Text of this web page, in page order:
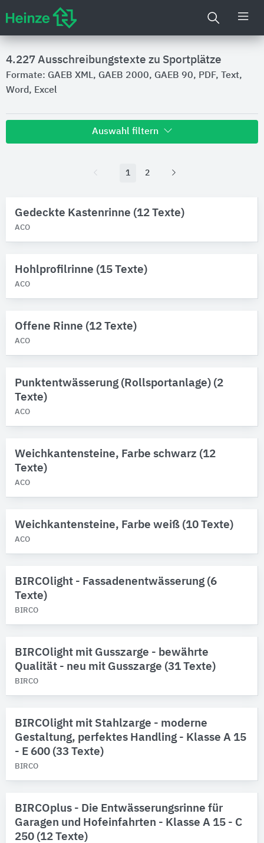
4.227 Ausschreibungstexte zu Sportplätze
Formate: GAEB XML, GAEB 2000, GAEB 90, PDF, Text,
Word, Excel
Auswahl filtern
ACO
BIRCO
B.E.G. Brück Electronic 2
Produktkategorie
Entwässerungsrinnen-Formteile
Alle Produktkategorien anzeigen
1 2
Gedeckte Kastenrinne (12 Texte)
ACO
Hohlprofilrinne (15 Texte)
ACO
Offene Rinne (12 Texte)
ACO
Punktentwässerung (Rollsportanlage) (2
Texte)
ACO
Weichkantensteine, Farbe schwarz (12
Texte)
ACO
Weichkantensteine, Farbe weiß (10 Texte)
ACO
BIRCOlight - Fassadenentwässerung (6
Texte)
BIRCO
BIRCOlight mit Gusszarge - bewährte
Qualität - neu mit Gusszarge (31 Texte)
BIRCO
BIRCOlight mit Stahlzarge - moderne
Gestaltung, perfektes Handling - Klasse A 15
- E 600 (33 Texte)
BIRCO
BIRCOplus - Die Entwässerungsrinne für
Garagen und Hofeinfahrten - Klasse A 15 - C
250 (12 Texte)